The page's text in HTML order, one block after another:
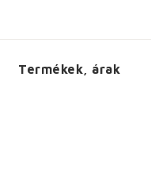
Termékek, árak